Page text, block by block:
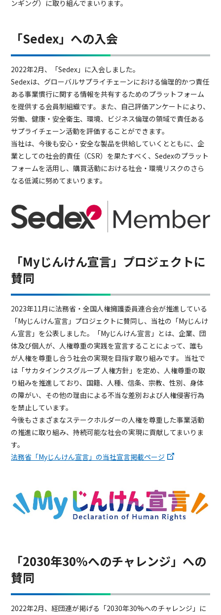
ンギング）に取り組んでまいります。
「Sedex」への入会
2022年2月、「Sedex」に入会しました。
Sedexは、グローバルサプライチェーンにおける倫理的かつ責任
ある事業慣行に関する情報を共有するためのプラットフォーム
を提供する会員制組織です。また、自己評価アンケートにより、
労働、健康・安全衛生、環境、ビジネス倫理の領域で責任ある
サプライチェーン活動を評価することができます。
当社は、今後も安心・安全な製品を供給していくとともに、企
業としての社会的責任（CSR）を果たすべく、Sedexのプラット
フォームを活用し、購買活動における社会・環境リスクのさら
なる低減に努めてまいります。
「Myじんけん宣言」プロジェクトに
賛同
2023年11月に法務省・全国人権擁護委員連合会が推進している
「Myじんけん宣言」プロジェクトに賛同し、当社の「Myじんけ
ん宣言」を公表しました。「Myじんけん宣言」とは、企業、団
体及び個人が、人権尊重の実践を宣言することによって、誰も
が人権を尊重し合う社会の実現を目指す取り組みです。 当社で
は「サカタインクスグループ 人権方針」を定め、人権尊重の取
り組みを推進しており、国籍、人種、信条、宗教、性別、身体
の障がい、その他の理由による不当な差別および人権侵害行為
を禁止しています。
今後もさまざまなステークホルダーの人権を尊重した事業活動
の推進に取り組み、持続可能な社会の実現に貢献してまいりま
す。
法務省「Myじんけん宣言」の当社宣言掲載ページ
「2030年30%へのチャレンジ」への
賛同
2022年2月、経団連が掲げる「2030年30%へのチャレンジ」に